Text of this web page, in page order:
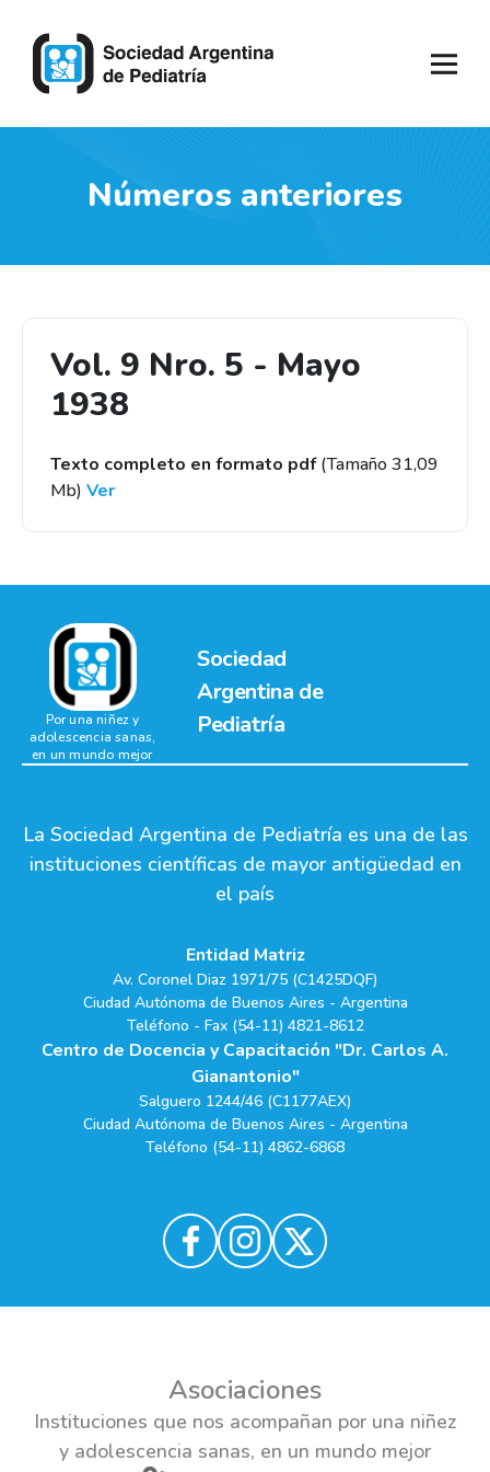
Números anteriores
Vol. 9 Nro. 5 - Mayo
1938
Texto completo en formato pdf(Tamaño 31,09
Mb) Ver
Sociedad
Argentina de
Pediatría
Por una niñez y
adolescencia sanas,
en un mundo mejor
La Sociedad Argentina de Pediatría es una de las
instituciones científicas de mayor antigüedad en
el país
Entidad Matriz
Av. Coronel Diaz 1971/75 (C1425DQF)
Ciudad Autónoma de Buenos Aires - Argentina
Teléfono - Fax (54-11) 4821-8612
Centro de Docencia y Capacitación "Dr. Carlos A.
Gianantonio"
Salguero 1244/46 (C1177AEX)
Ciudad Autónoma de Buenos Aires - Argentina
Teléfono (54-11) 4862-6868
Asociaciones
Instituciones que nos acompañan por una niñez
y adolescencia sanas, en un mundo mejor